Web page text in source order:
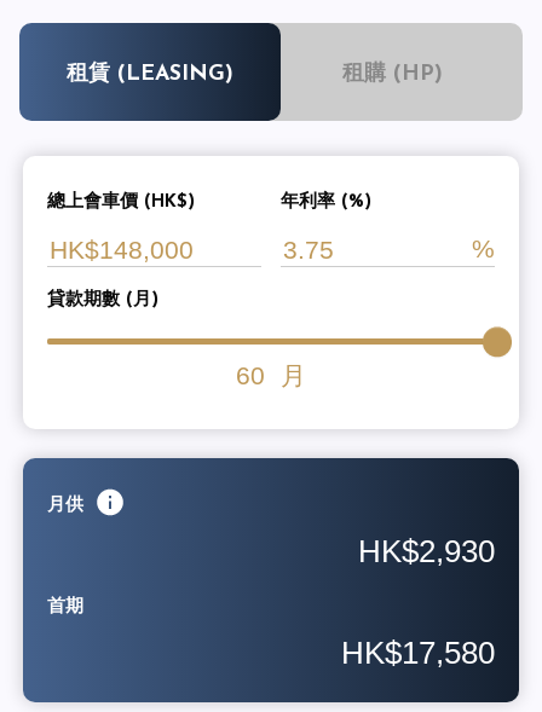
租賃 (LEASING) 租購 (HP)
總上會車價 (HK$) 年利率 (%)
貸款期數 (月)
60 月
月供
HK$2,930
首期
HK$17,580